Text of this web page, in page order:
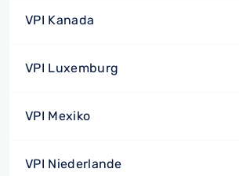
VPI Kanada
VPI Luxemburg
VPI Mexiko
VPI Niederlande